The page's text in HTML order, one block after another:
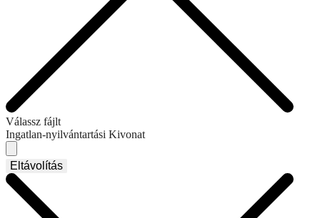
Válassz fájlt
Ingatlan-nyilvántartási Kivonat
Eltávolítás